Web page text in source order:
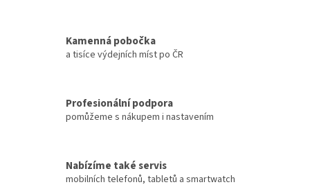
Kamenná pobočka
a tisíce výdejních míst po ČR
Profesionální podpora
pomůžeme s nákupem i nastavením
Nabízíme také servis
mobilních telefonů, tabletů a smartwatch